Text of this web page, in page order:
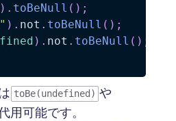
) . toBeNull ( ) ;
) . not . toBeNull ( ) ;
) . not . toBeNull ( ) ;
toBe(undefined) や
用可能です。